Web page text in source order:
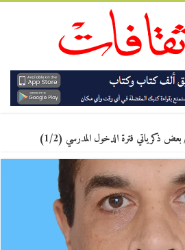
بعض ذكرياتي فترة الدخول المدرسي (1/2)